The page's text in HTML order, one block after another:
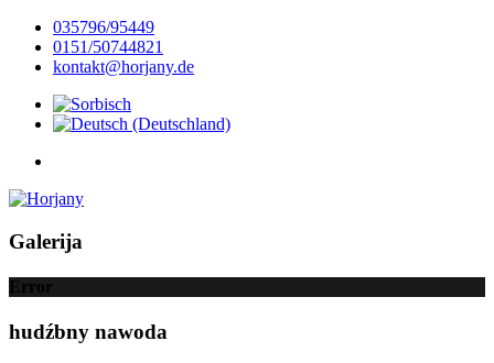
035796/95449
0151/50744821
kontakt@horjany.de
Galerija
Error
hudźbny nawoda